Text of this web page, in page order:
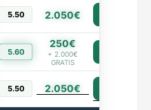
5.50 2.050€
5.60
250€
+ 2.000€
GRATIS
5.50 2.050€